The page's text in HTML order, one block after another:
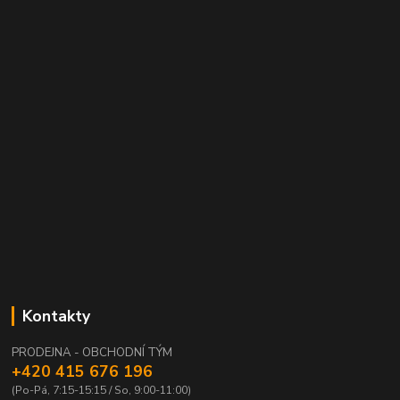
Kontakty
PRODEJNA - OBCHODNÍ TÝM
+420 415 676 196
(Po-Pá, 7:15-15:15 / So, 9:00-11:00)